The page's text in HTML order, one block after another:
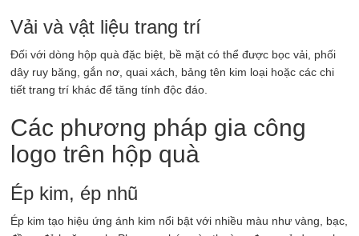
Vải và vật liệu trang trí
Đối với dòng hộp quà đặc biệt, bề mặt có thể được bọc vải, phối
dây ruy băng, gắn nơ, quai xách, bảng tên kim loại hoặc các chi
tiết trang trí khác để tăng tính độc đáo.
Các phương pháp gia công
logo trên hộp quà
Ép kim, ép nhũ
Ép kim tạo hiệu ứng ánh kim nổi bật với nhiều màu như vàng, bạc,